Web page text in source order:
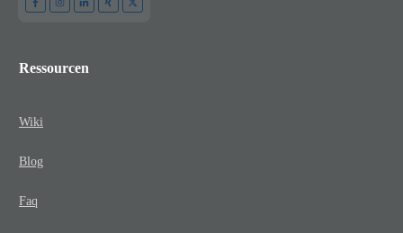
Ressourcen
Wiki
Blog
Faq